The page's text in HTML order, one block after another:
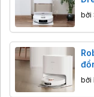
bởi
bởi